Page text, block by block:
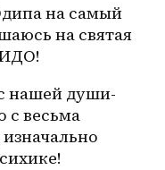
на самый
на святая
с весьма